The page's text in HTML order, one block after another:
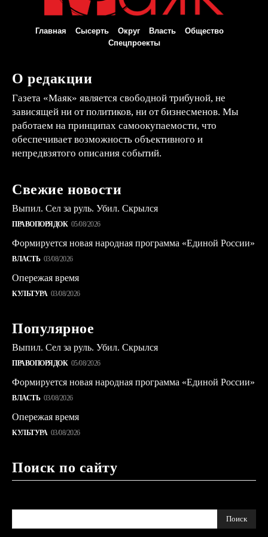
Главная Сысерть Округ Власть
Общество
Спецпроекты
О редакции
Газета «Маяк» является свободной трибуной, не
зависящей ни от политиков, ни от бизнесменов. Мы
работаем на принципах самоокупаемости, что
обеспечивает возможность объективного и
непредвзятого описания событий.
Свежие новости
Выпил. Сел за руль. Убил. Скрылся
ПРАВОПОРЯДОК 05/08/2026
Формируется новая народная программа «Единой России»
ВЛАСТЬ 03/08/2026
Опережая время
КУЛЬТУРА 03/08/2026
Популярное
Выпил. Сел за руль. Убил. Скрылся
ПРАВОПОРЯДОК 05/08/2026
Формируется новая народная программа «Единой России»
ВЛАСТЬ 03/08/2026
Опережая время
КУЛЬТУРА 03/08/2026
Поиск по сайту
Поиск